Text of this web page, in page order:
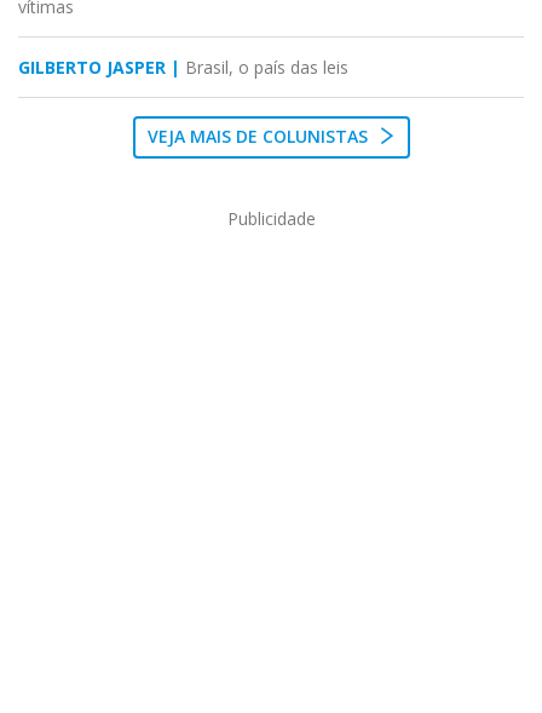
vítimas
GILBERTO JASPER | Brasil, o país das leis
VEJA MAIS DE COLUNISTAS
Publicidade